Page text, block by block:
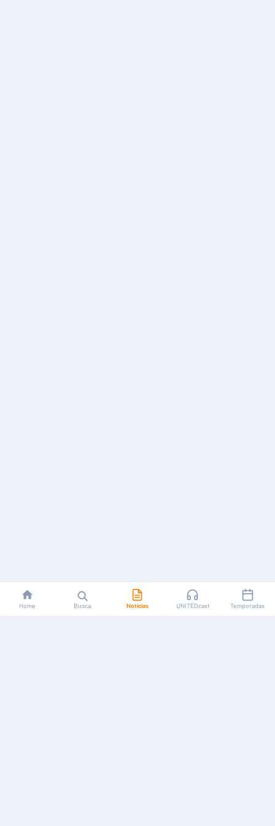
Home Busca Notícias UNITEDcast Temporadas